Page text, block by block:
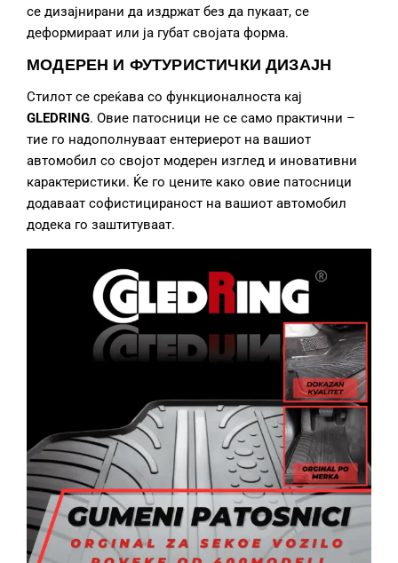
се дизајнирани да издржат без да пукаат, се
деформираат или ја губат својата форма.
МОДЕРЕН И ФУТУРИСТИЧКИ ДИЗАЈН
Стилот се среќава со функционалноста кај
GLEDRING. Овие патосници не се само практични –
тие го надополнуваат ентериерот на вашиот
автомобил со својот модерен изглед и иновативни
карактеристики. Ќе го цените како овие патосници
додаваат софистицираност на вашиот автомобил
додека го заштитуваат.